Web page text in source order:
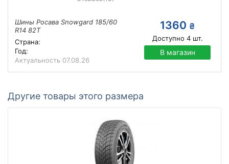
Шины Росава Snowgard 185/60
R14 82T
Страна:
Год:
Актуальность 07.08.26
1360 ₴
Доступно 4шт.
В магазин
Другие товары этого размера